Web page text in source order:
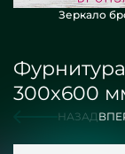
Зеркало
300х600
НАЗАД